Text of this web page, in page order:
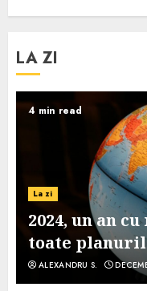
LA ZI
4 min read
La zi
2024, un an
toate
ALEXANDRU S.